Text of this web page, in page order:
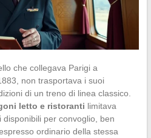
che collegava Parigi a
non trasportava i suoi
di un treno di linea classico.
letto e ristoranti limitava
per convoglio, ben
ordinario della stessa